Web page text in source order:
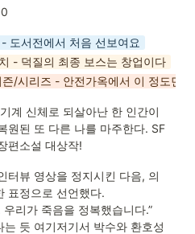
도서전에서 처음 선보여요
- 덕질의 최종 보스는 창업이다
/시리즈 - 안전가옥에서 이 정도면
계 신체로 되살아난 한 인간이
원된 또 다른 나를 마주한다. SF
편소설 대상작!
터뷰 영상을 정지시킨 다음, 의
표정으로 선언했다.
우리가 죽음을 정복했습니다.”
는 듯 여기저기서 박수와 환호성